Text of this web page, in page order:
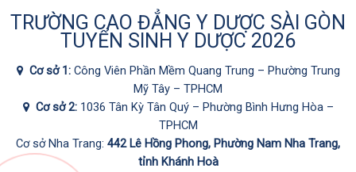
TRƯỜNG CAO ĐẲNG Y DƯỢC SÀI GÒN
TUYỂN SINH Y DƯỢC 2026
Cơ sở 1: Công Viên Phần Mềm Quang Trung – Phường Trung
Mỹ Tây – TPHCM
Cơ sở 2: 1036 Tân Kỳ Tân Quý – Phường Bình Hưng Hòa –
TPHCM
Cơ sở Nha Trang: 442 Lê Hồng Phong, Phường Nam Nha Trang,
tỉnh Khánh Hoà